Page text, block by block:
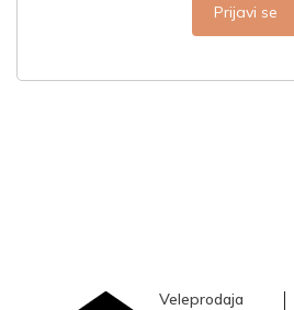
Prijavi se
Veleprodaja